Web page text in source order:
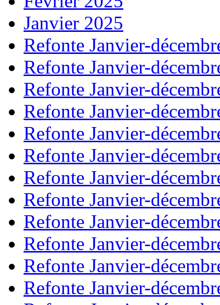
Janvier 2025
Refonte Janvier-
Refonte Janvier-
Refonte Janvier-
Refonte Janvier-
Refonte Janvier-
Refonte Janvier-
Refonte Janvier-
Refonte Janvier-
Refonte Janvier-
Refonte Janvier-
Refonte Janvier-
Refonte Janvier-